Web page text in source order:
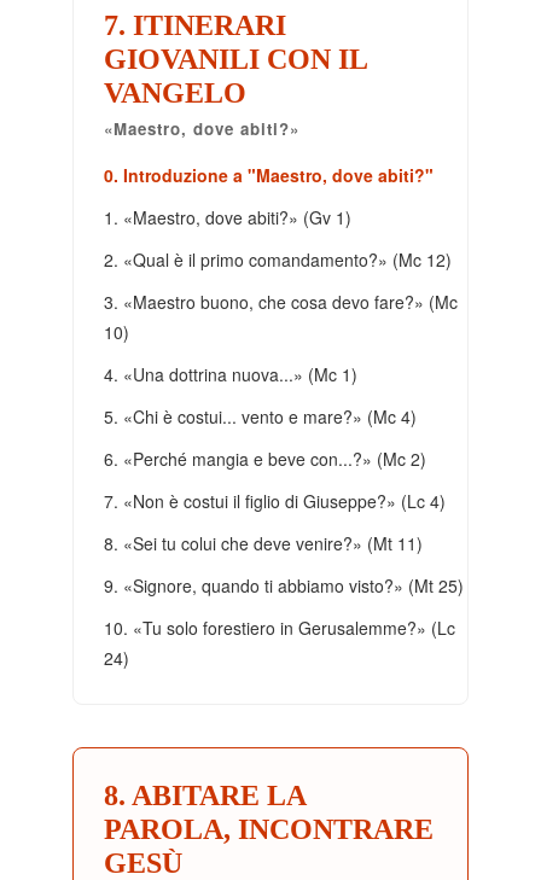
7. ITINERARI
GIOVANILI CON IL
VANGELO
«Maestro, dove abiti?»
0. Introduzione a "Maestro, dove abiti?"
1. «Maestro, dove abiti?» (Gv 1)
2. «Qual è il primo comandamento?» (Mc 12)
3. «Maestro buono, che cosa devo fare?» (Mc
10)
4. «Una dottrina nuova...» (Mc 1)
5. «Chi è costui... vento e mare?» (Mc 4)
6. «Perché mangia e beve con...?» (Mc 2)
7. «Non è costui il figlio di Giuseppe?» (Lc 4)
8. «Sei tu colui che deve venire?» (Mt 11)
9. «Signore, quando ti abbiamo visto?» (Mt 25)
10. «Tu solo forestiero in Gerusalemme?» (Lc
24)
8. ABITARE LA
PAROLA, INCONTRARE
GESÙ